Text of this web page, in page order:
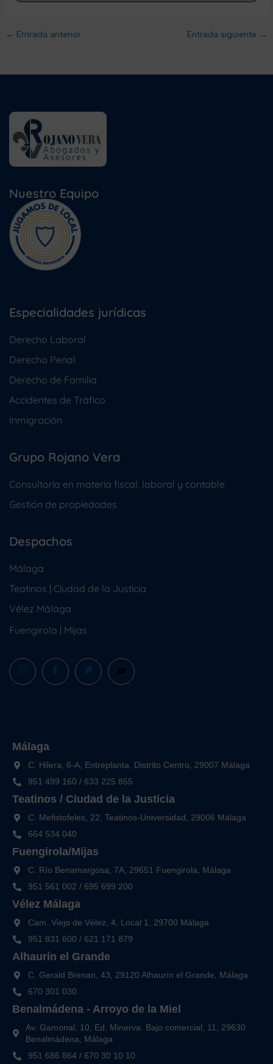
← Entrada anterior Entrada siguiente →
Nuestro Equipo
Especialidades jurídicas
Derecho Laboral
Derecho Penal
Derecho de Familia
Accidentes de Tráfico
Inmigración
Grupo Rojano Vera
Consultoría en materia fiscal, laboral y contable
Gestión de propiedades
Despachos
Málaga
Teatinos | Ciudad de la Justicia
Vélez Málaga
Fuengirola | Mijas
Málaga
C. Hilera, 6-A, Entreplanta, Distrito Centro, 29007 Málaga
951 499 160 / 633 225 855
Teatinos / Ciudad de la Justicia
C. Mefistofeles, 22, Teatinos-Universidad, 29006 Málaga
664 534 040
Fuengirola/Mijas
C. Río Benamargosa, 7A, 29651 Fuengirola, Málaga
951 561 002 / 695 699 200
Vélez Málaga
Cam. Viejo de Vélez, 4, Local 1, 29700 Málaga
951 831 600 / 621 171 879
Alhaurín el Grande
C. Gerald Brenan, 43, 29120 Alhaurín el Grande, Málaga
670 301 030
Benalmádena - Arroyo de la Miel
Av. Gamonal, 10, Ed. Minerva. Bajo comercial, 11, 29630
Benalmádena, Málaga
951 686 864 / 670 30 10 10